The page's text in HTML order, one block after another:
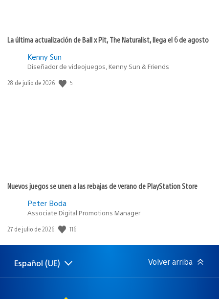
La última actualización de Ball x Pit, The Naturalist, llega el 6 de agosto
Kenny Sun
Diseñador de videojuegos, Kenny Sun & Friends
Fecha
28 de julio de 2026 5
Nuevos juegos se unen a las rebajas de verano de PlayStation Store
Peter Boda
Associate Digital Promotions Manager
Fecha
publicación:
27 de julio de 2026 116
Selecciona
una
Región
actual:
Español (UE) Volver arriba